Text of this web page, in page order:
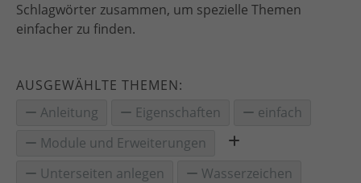
Schlagwörter zusammen, um spezielle Themen
einfacher zu finden.
AUSGEWÄHLTE THEMEN:
Anleitung
Eigenschaften
einfach
Module und Erweiterungen
Unterseiten anlegen
Wasserzeichen